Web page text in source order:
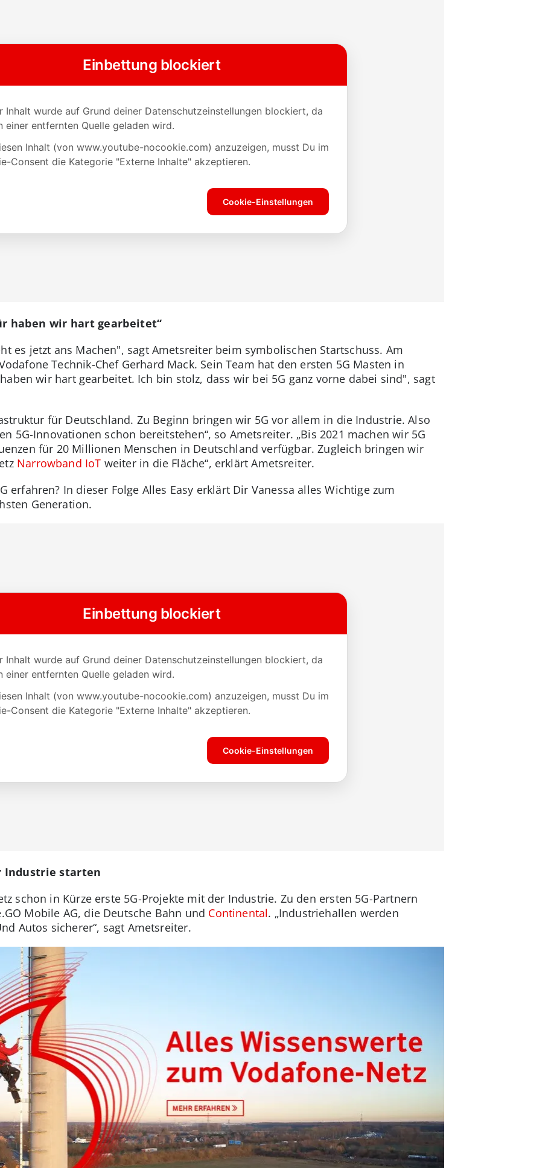
haben wir hart gearbeitet“
es jetzt ans Machen", sagt Ametsreiter beim symbolischen Startschuss. Am
Technik-Chef Gerhard Mack. Sein Team hat den ersten 5G Masten in
wir hart gearbeitet. Ich bin stolz, dass wir bei 5G ganz vorne dabei sind", sagt
für Deutschland. Zu Beginn bringen wir 5G vor allem in die Industrie. Also
5G-Innovationen schon bereitstehen“, so Ametsreiter. „Bis 2021 machen wir 5G
für 20 Millionen Menschen in Deutschland verfügbar. Zugleich bringen wir
Narrowband IoT weiter in die Fläche“, erklärt Ametsreiter.
erfahren? In dieser Folge Alles Easy erklärt Dir Vanessa alles Wichtige zum
Generation.
Industrie starten
schon in Kürze erste 5G-Projekte mit der Industrie. Zu den ersten 5G-Partnern
Mobile AG, die Deutsche Bahn und Continental. „Industriehallen werden
Autos sicherer“, sagt Ametsreiter.